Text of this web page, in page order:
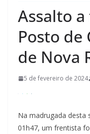
Assalto
Posto de
de Nova
5 de fevereiro de 2024
Na madrugada desta
01h47, um frentista